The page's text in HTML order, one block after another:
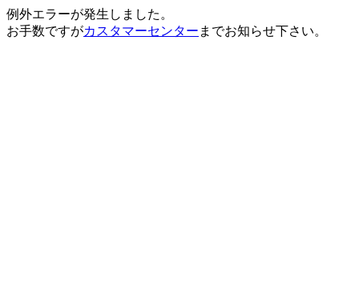
例外エラーが発生しました。
お手数ですがカスタマーセンター までお知らせ下さい。